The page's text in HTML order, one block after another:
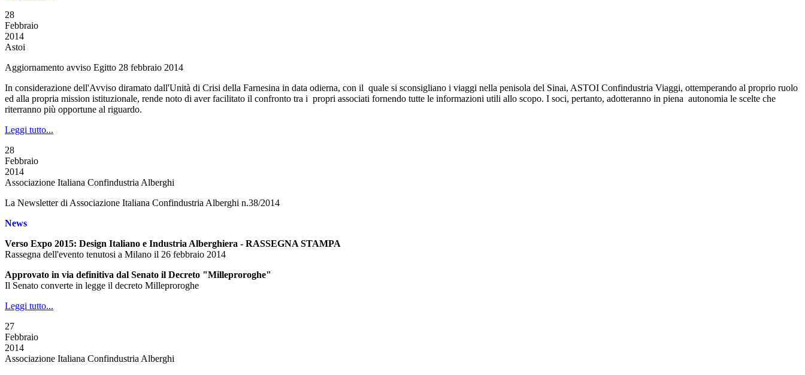
28
Febbraio
2014
Astoi
Aggiornamento avviso Egitto 28 febbraio 2014
In considerazione dell'Avviso diramato dall'Unità di Crisi della Farnesina in data odierna, con il quale si sconsigliano i viaggi nella penisola del Sinai, ASTOI Confindustria Viaggi, ottemperando al proprio ruolo
ed alla propria mission istituzionale, rende noto di aver facilitato il confronto tra i propri associati fornendo tutte le informazioni utili allo scopo. I soci, pertanto, adotteranno in piena autonomia le scelte che
riterranno più opportune al riguardo.
Leggi tutto...
28
Febbraio
2014
Associazione Italiana Confindustria Alberghi
La Newsletter di Associazione Italiana Confindustria Alberghi n.38/2014
News
Verso Expo 2015: Design Italiano e Industria Alberghiera - RASSEGNA STAMPA
Rassegna dell'evento tenutosi a Milano il 26 febbraio 2014
Approvato in via definitiva dal Senato il Decreto "Milleproroghe"
Il Senato converte in legge il decreto Milleproroghe
Leggi tutto...
27
Febbraio
2014
Associazione Italiana Confindustria Alberghi